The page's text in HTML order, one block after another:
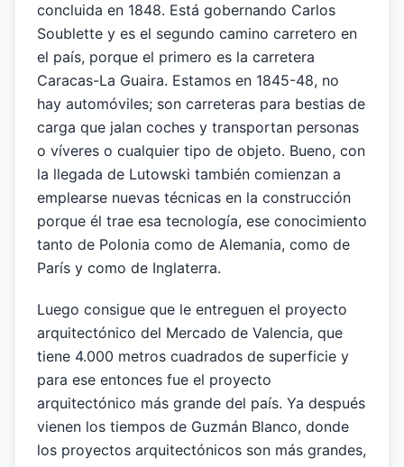
concluida en 1848. Está gobernando Carlos
Soublette y es el segundo camino carretero en
el país, porque el primero es la carretera
Caracas-La Guaira. Estamos en 1845-48, no
hay automóviles; son carreteras para bestias de
carga que jalan coches y transportan personas
o víveres o cualquier tipo de objeto. Bueno, con
la llegada de Lutowski también comienzan a
emplearse nuevas técnicas en la construcción
porque él trae esa tecnología, ese conocimiento
tanto de Polonia como de Alemania, como de
París y como de Inglaterra.
Luego consigue que le entreguen el proyecto
arquitectónico del Mercado de Valencia, que
tiene 4.000 metros cuadrados de superficie y
para ese entonces fue el proyecto
arquitectónico más grande del país. Ya después
vienen los tiempos de Guzmán Blanco, donde
los proyectos arquitectónicos son más grandes,